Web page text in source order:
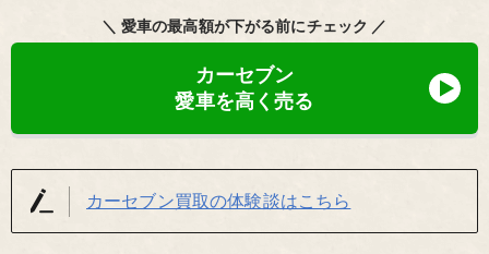
＼ 愛車の最高額が下がる前にチェック ／
カーセブン
愛車を高く売る
カーセブン買取の体験談はこちら